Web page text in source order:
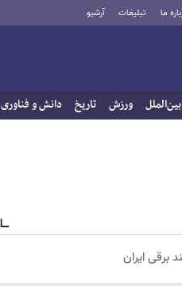
ما تبلیغات آرشیو
بین‌الملل ورزش تاریخ دانش و فناوری